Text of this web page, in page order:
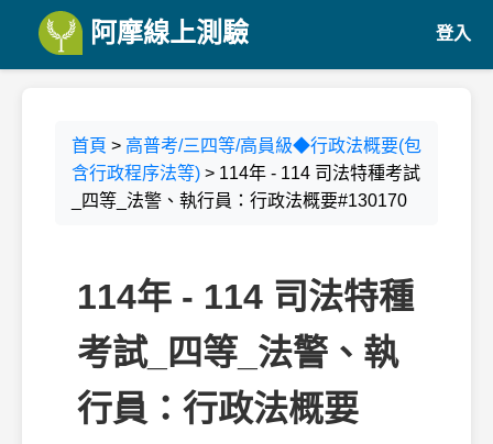
阿摩線上測驗 登入
首頁 > 高普考/三四等/高員級◆行政法概要(包
含行政程序法等) > 114年 - 114 司法特種考試
_四等_法警、執行員：行政法概要#130170
114年 - 114 司法特種
考試_四等_法警、執
行員：行政法概要